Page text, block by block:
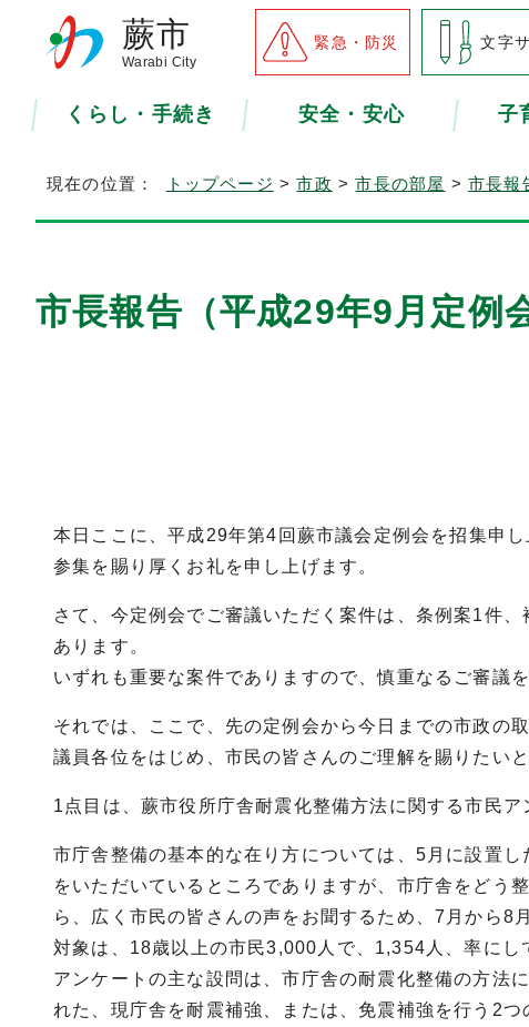
蕨市
Warabi City
緊急・防災 文字
くらし・手続き 安全・安心 子
現在の位置： トップページ >市政 >市長の部屋 >市長報
市長報告（平成29年9月定例
本日ここに、平成29年第4回蕨市議会定例会を招集申
参集を賜り厚くお礼を申し上げます。
さて、今定例会でご審議いただく案件は、条例案1件
あります。
いずれも重要な案件でありますので、慎重なるご審議
それでは、ここで、先の定例会から今日までの市政の
議員各位をはじめ、市民の皆さんのご理解を賜りたいと
1点目は、蕨市役所庁舎耐震化整備方法に関する市民
市庁舎整備の基本的な在り方については、5月に設置
をいただいているところでありますが、市庁舎をどう
ら、広く市民の皆さんの声をお聞するため、7月から8
対象は、18歳以上の市民3,000人で、1,354人、率にし
アンケートの主な設問は、市庁舎の耐震化整備の方法
れた、現庁舎を耐震補強、または、免震補強を行う2